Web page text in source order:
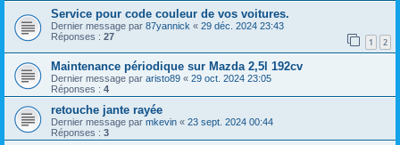
Service pour code couleur de vos voitures.
Dernier message par 87yannick « 29 déc. 2024 23:43
Réponses : 27 1 2
Maintenance périodique sur Mazda 2,5l 192cv
Dernier message par aristo89 « 29 oct. 2024 23:05
Réponses : 4
retouche jante rayée
Dernier message par mkevin « 23 sept. 2024 00:44
Réponses : 3